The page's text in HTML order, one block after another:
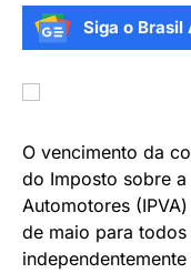
Siga o Brasil
O vencimento da
do Imposto sobre
Automotores
de maio para